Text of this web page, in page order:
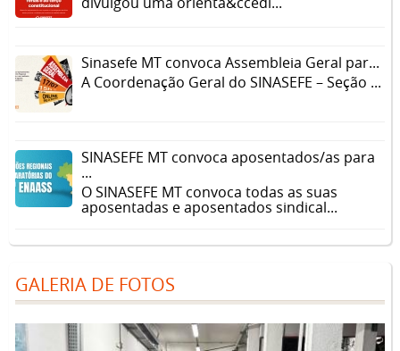
Sinasefe MT convoca Assembleia Geral par...
A Coordenação Geral do SINASEFE – Seção ...
SINASEFE MT convoca aposentados/as para
...
O SINASEFE MT convoca todas as suas
aposentadas e aposentados sindical...
GALERIA DE FOTOS